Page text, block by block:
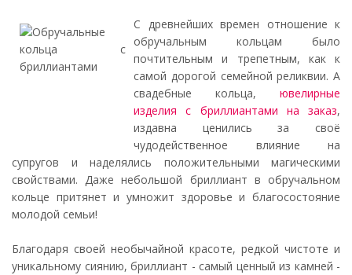
С древнейших времен отношение к
обручальным кольцам было
почтительным и трепетным, как к
самой дорогой семейной реликвии. А
свадебные кольца, ювелирные
изделия с бриллиантами на заказ,
издавна ценились за своё
чудодейственное влияние на
супругов и наделялись положительными магическими
свойствами. Даже небольшой бриллиант в обручальном
кольце притянет и умножит здоровье и благосостояние
молодой семьи!
Благодаря своей необычайной красоте, редкой чистоте и
уникальному сиянию, бриллиант - самый ценный из камней -